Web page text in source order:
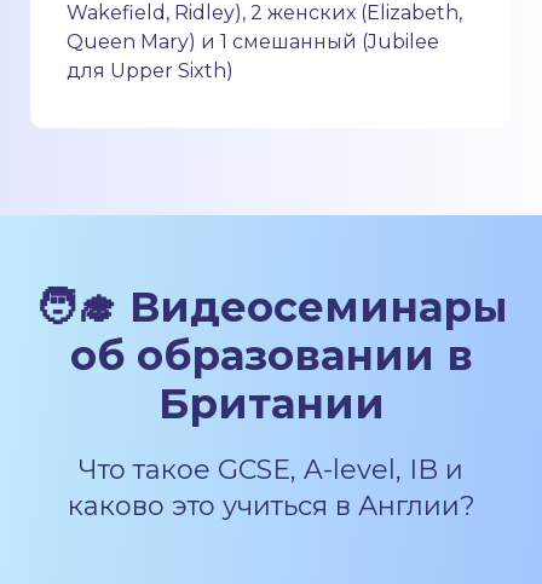
Wakefield, Ridley), 2 женских (Elizabeth,
Queen Mary) и 1 смешанный (Jubilee
для Upper Sixth)
🧑‍🎓 Видеосеминары
об образовании в
Британии
Что такое GCSE, A-level, IB и
каково это учиться в Англии?